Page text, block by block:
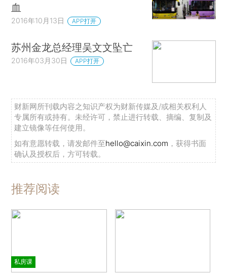
血
2016年10月13日 APP打开
苏州金龙总经理吴文文坠亡
2016年03月30日 APP打开
财新网所刊载内容之知识产权为财新传媒及/或相关权利人
专属所有或持有。未经许可，禁止进行转载、摘编、复制及
建立镜像等任何使用。
如有意愿转载，请发邮件至hello@caixin.com ，获得书面
确认及授权后，方可转载。
推荐阅读
私房课